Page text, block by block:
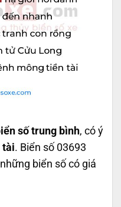
số trung bình, có ý
tài. Biển số 03693
biển số có giá